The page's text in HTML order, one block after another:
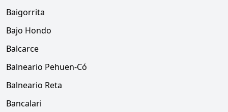
Baigorrita
Bajo Hondo
Balcarce
Balneario Pehuen-Có
Balneario Reta
Bancalari